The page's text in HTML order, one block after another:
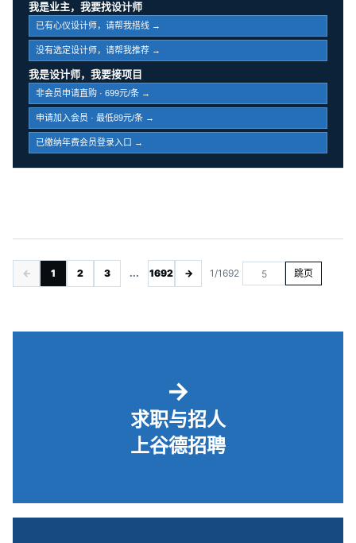
我是业主，我要找设计师
已有心仪设计师，请帮我搭线 →
没有选定设计师，请帮我推荐 →
我是设计师，我要接项目
非会员申请直购 · 699元/条 →
申请加入会员 · 最低89元/条 →
已缴纳年费会员登录入口 →
← 1 2 3 ... 1692 → 1/1692 跳页
→
求职与招人
上谷德招聘